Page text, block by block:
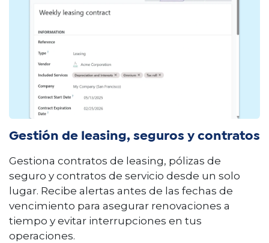
Gestión de leasing, seguros y contratos
Gestiona contratos de leasing, pólizas de
seguro y contratos de servicio desde un solo
lugar. Recibe alertas antes de las fechas de
vencimiento para asegurar renovaciones a
tiempo y evitar interrupciones en tus
operaciones.